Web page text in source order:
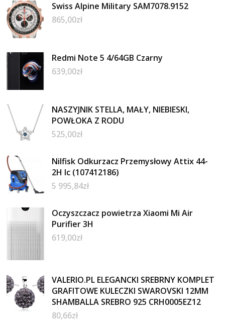
Swiss Alpine Military SAM7078.9152
865,00zł
Redmi Note 5 4/64GB Czarny
639,00zł
NASZYJNIK STELLA, MAŁY, NIEBIESKI,
POWŁOKA Z RODU
525,00zł
Nilfisk Odkurzacz Przemysłowy Attix 44-
2H Ic (107412186)
5 995,84zł
Oczyszczacz powietrza Xiaomi Mi Air
Purifier 3H
619,00zł
VALERIO.PL ELEGANCKI SREBRNY KOMPLET
GRAFITOWE KULECZKI SWAROVSKI 12MM
SHAMBALLA SREBRO 925 CRH0005EZ12
80,66zł